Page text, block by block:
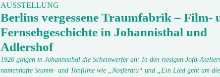
AUSSTELLUNG
Berlins vergessene Traumfabrik – Film-
Fernsehgeschichte in Johannisthal und
Adlershof
1920 gingen in Johannisthal die Scheinwerfer an: In den riesigen Jofa-
namenhafte Stumm- und Tonfilme wie „Nosferatu“ und „Ein Lied geht um